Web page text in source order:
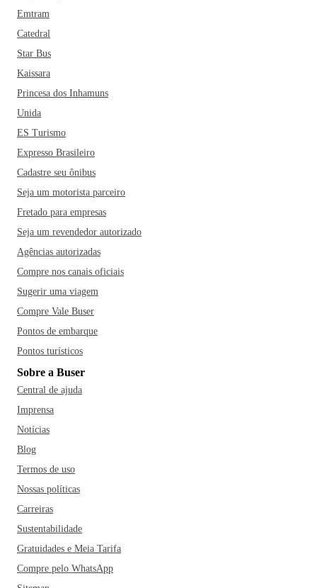
Emtram
Catedral
Star Bus
Kaissara
Princesa dos Inhamuns
Unida
ES Turismo
Expresso Brasileiro
Cadastre seu ônibus
Seja um motorista parceiro
Fretado para empresas
Seja um revendedor autorizado
Agências autorizadas
Compre nos canais oficiais
Sugerir uma viagem
Compre Vale Buser
Pontos de embarque
Pontos turísticos
Sobre a Buser
Central de ajuda
Imprensa
Notícias
Blog
Termos de uso
Nossas políticas
Carreiras
Sustentabilidade
Gratuidades e Meia Tarifa
Compre pelo WhatsApp